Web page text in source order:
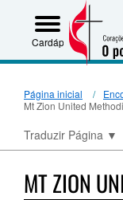
Cardápio
Página inicial
Mt Zion United
Traduzir Página ▼
MT ZION